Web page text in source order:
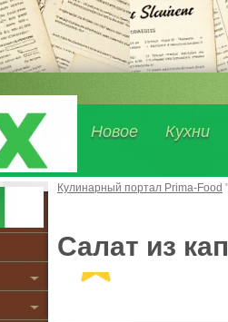
Новое Кухни
Кулинарный портал Prima-Food
Салат из